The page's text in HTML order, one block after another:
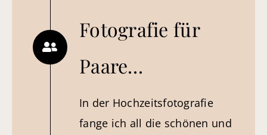
Fotografie für
Paare…
In der Hochzeitsfotografie
fange ich all die schönen und